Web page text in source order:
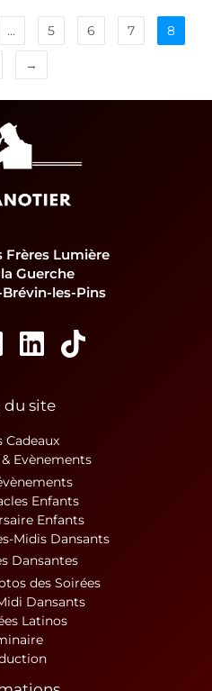
… 5 6 7 8
→
Frères Lumière
Guerche
les-Pins
du site
Cadeaux
Evènements
Enfants
Enfants
Midis Dansants
Dansantes
des Soirées
Dansants
Latinos